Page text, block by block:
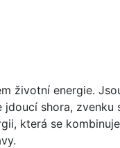
životní energie.
jdoucí shora, zvenku
která se